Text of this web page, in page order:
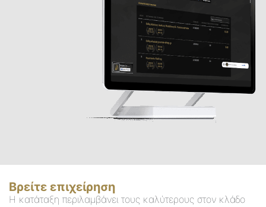
Βρείτε επιχείρηση
Η κατάταξη περιλαμβάνει τους καλύτερους στον κλάδο